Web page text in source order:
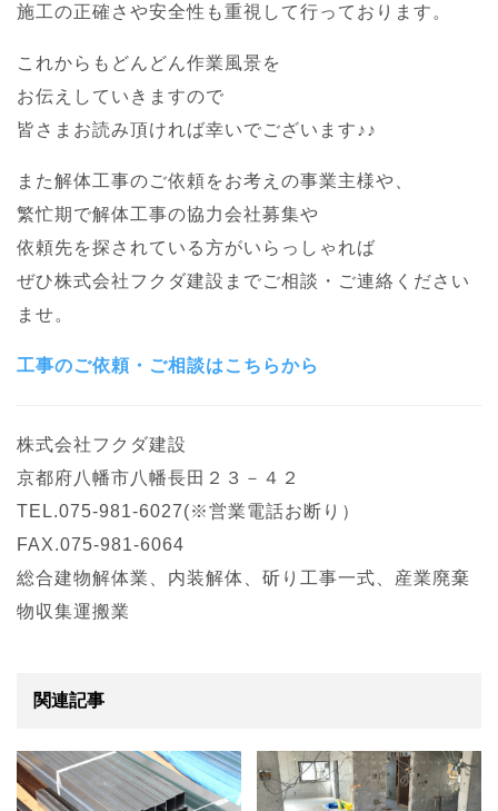
施工の正確さや安全性も重視して行っております。
これからもどんどん作業風景を
お伝えしていきますので
皆さまお読み頂ければ幸いでございます♪♪
また解体工事のご依頼をお考えの事業主様や、
繁忙期で解体工事の協力会社募集や
依頼先を探されている方がいらっしゃれば
ぜひ株式会社フクダ建設までご相談・ご連絡ください
ませ。
工事のご依頼・ご相談はこちらから
株式会社フクダ建設
京都府八幡市八幡長田２３－４２
TEL.075-981-6027(※営業電話お断り）
FAX.075-981-6064
総合建物解体業、内装解体、斫り工事一式、産業廃棄
物収集運搬業
関連記事